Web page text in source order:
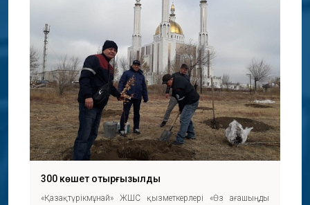
300 көшет отырғызылды
«Қазақтүрікмұнай» ЖШС қызметкерлері «Өз ағашыңды